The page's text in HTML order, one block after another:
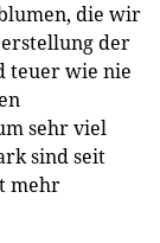
die wir
der
teuer wie nie
sehr viel
sind seit
mehr